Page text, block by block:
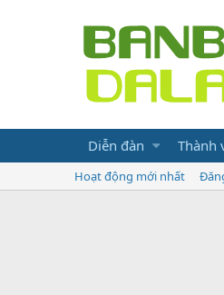
Diễn đàn Thành
Hoạt động mới nhất